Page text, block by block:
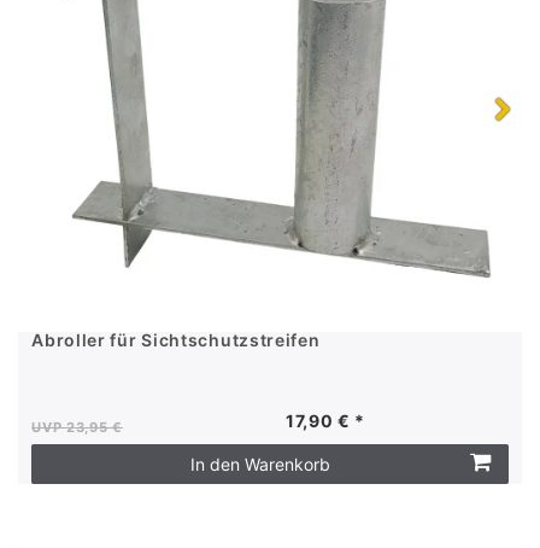
Abroller für Sichtschutzstreifen
UVP 23,95 € 17,90 € *
In den Warenkorb